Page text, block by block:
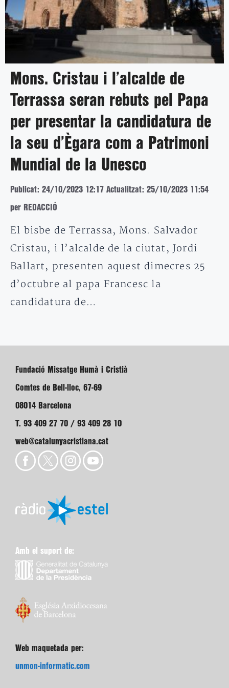
Mons. Cristau i l’alcalde de
Terrassa seran rebuts pel Papa
per presentar la candidatura de
la seu d’Ègara com a Patrimoni
Mundial de la Unesco
Publicat: 24/10/2023 12:17 Actualitzat: 25/10/2023 11:54
per REDACCIÓ
El bisbe de Terrassa, Mons. Salvador
Cristau, i l’alcalde de la ciutat, Jordi
Ballart, presenten aquest dimecres 25
d’octubre al papa Francesc la
candidatura de…
Fundació Missatge Humà i Cristià
Comtes de Bell-lloc, 67-69
08014 Barcelona
T. 93 409 27 70 / 93 409 28 10
web@catalunyacristiana.cat
Amb el suport de:
Web maquetada per:
unmon-informatic.com